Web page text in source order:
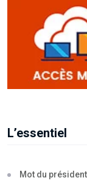
L’essentiel
Mot du président